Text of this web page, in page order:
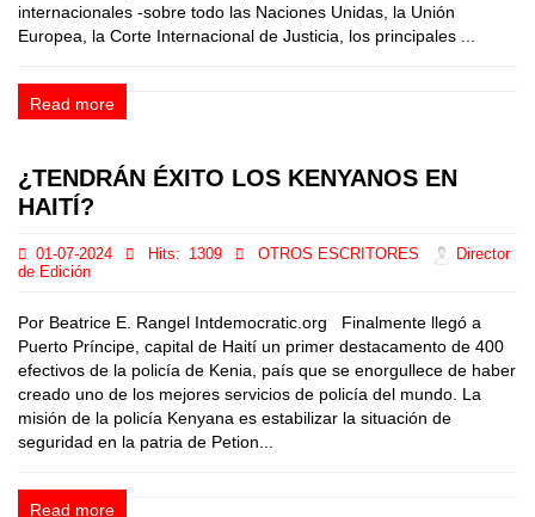
internacionales -sobre todo las Naciones Unidas, la Unión
Europea, la Corte Internacional de Justicia, los principales ...
Read more
¿TENDRÁN ÉXITO LOS KENYANOS EN
HAITÍ?
01-07-2024 Hits: 1309 OTROS ESCRITORES
Director
de Edición
Por Beatrice E. Rangel Intdemocratic.org Finalmente llegó a
Puerto Príncipe, capital de Haití un primer destacamento de 400
efectivos de la policía de Kenia, país que se enorgullece de haber
creado uno de los mejores servicios de policía del mundo. La
misión de la policía Kenyana es estabilizar la situación de
seguridad en la patria de Petion...
Read more